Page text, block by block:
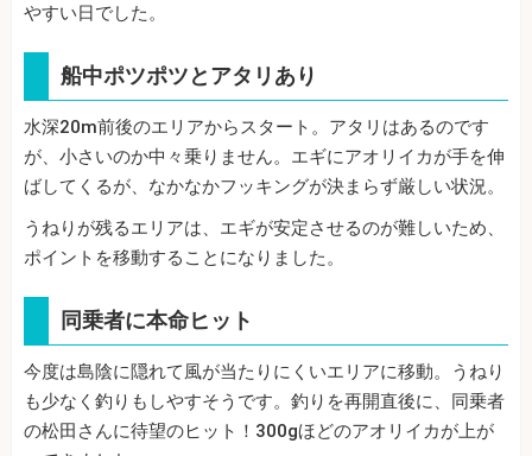
やすい日でした。
船中ポツポツとアタリあり
水深20m前後のエリアからスタート。アタリはあるのです
が、小さいのか中々乗りません。エギにアオリイカが手を伸
ばしてくるが、なかなかフッキングが決まらず厳しい状況。
うねりが残るエリアは、エギが安定させるのが難しいため、
ポイントを移動することになりました。
同乗者に本命ヒット
今度は島陰に隠れて風が当たりにくいエリアに移動。うねり
も少なく釣りもしやすそうです。釣りを再開直後に、同乗者
の松田さんに待望のヒット！300gほどのアオリイカが上が